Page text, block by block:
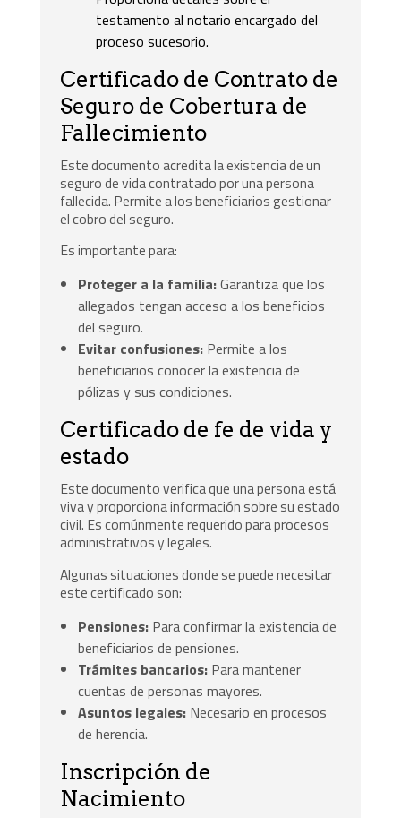
testamento al notario encargado del
proceso sucesorio.
Certificado de Contrato de
Seguro de Cobertura de
Fallecimiento
Este documento acredita la existencia de un
seguro de vida contratado por una persona
fallecida. Permite a los beneficiarios gestionar
el cobro del seguro.
Es importante para:
Proteger a la familia:Garantiza que los
allegados tengan acceso a los beneficios
del seguro.
Evitar confusiones: Permite a los
beneficiarios conocer la existencia de
pólizas y sus condiciones.
Certificado de fe de vida y
estado
Este documento verifica que una persona está
viva y proporciona información sobre su estado
civil. Es comúnmente requerido para procesos
administrativos y legales.
Algunas situaciones donde se puede necesitar
este certificado son:
Pensiones: Para confirmar la existencia de
beneficiarios de pensiones.
Trámites bancarios: Para mantener
cuentas de personas mayores.
Asuntos legales: Necesario en procesos
de herencia.
Inscripción de
Nacimiento